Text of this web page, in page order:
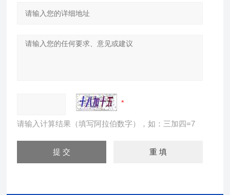
请输入计算结果（填写阿拉伯数字），如：三加四=7